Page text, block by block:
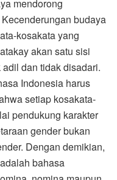
mendorong
budaya
kosakata yang
akan satu sisi
dan tidak disadari.
Indonesia harus
setiap kosakata-
pendukung karakter
gender bukan
Dengan demikian,
bahasa